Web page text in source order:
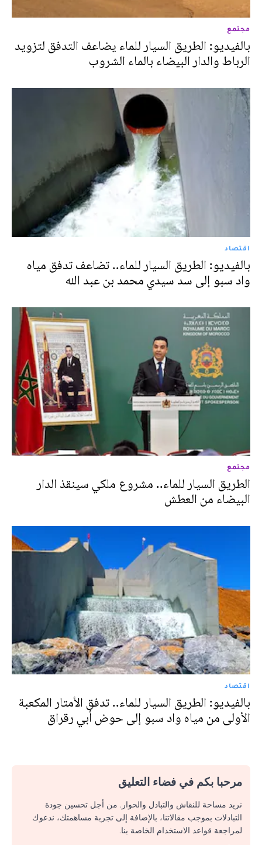
مجتمع
بالفيديو: الطريق السيار للماء يضاعف التدفق لتزويد
الرباط والدار البيضاء بالماء الشروب
اقتصاد
بالفيديو: الطريق السيار للماء.. تضاعف تدفق مياه
واد سبو إلى سد سيدي محمد بن عبد الله
مجتمع
الطريق السيار للماء.. مشروع ملكي سينقذ الدار
البيضاء من العطش
اقتصاد
بالفيديو: الطريق السيار للماء.. تدفق الأمتار المكعبة
الأولى من مياه واد سبو إلى حوض أبي رقراق
مرحبا بكم في فضاء التعليق
نريد مساحة للنقاش والتبادل والحوار. من أجل تحسين جودة
التبادلات بموجب مقالاتنا، بالإضافة إلى تجربة مساهمتك، ندعوك
لمراجعة قواعد الاستخدام الخاصة بنا.